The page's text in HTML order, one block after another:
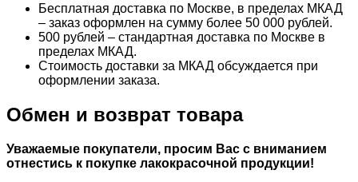
Бесплатная доставка по Москве, в пределах МКАД
– заказ оформлен на сумму более 50 000 рублей.
500 рублей – стандартная доставка по Москве в
пределах МКАД.
Стоимость доставки за МКАД обсуждается при
оформлении заказа.
Обмен и возврат товара
Уважаемые покупатели, просим Вас с вниманием
отнестись к покупке лакокрасочной продукции!